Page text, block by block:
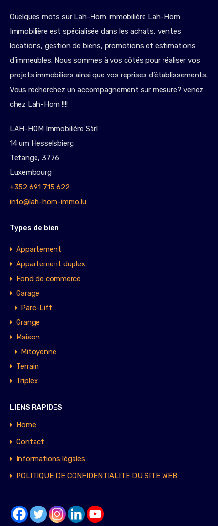
Quelques mots sur Lah-Hom Immobilière Lah-Hom
Immobilière est spécialisée dans les achats, ventes,
locations, gestion de biens, promotions et estimations
d’immeubles. Nous sommes à vos côtés pour réaliser vos
projets immobiliers ainsi que vos reprises d’établissements.
Vous recherchez un accompagnement sur mesure? venez
chez Lah-Hom !!!!
LAH-HOM Immobilière Sàrl
14 um Hesselsbierg
Tetange, 3776
Luxembourg
+352 691 715 622
info@lah-hom-immo.lu
Types de bien
Appartement
Appartement duplex
Fond de commerce
Garage
Parc-Lift
Grange
Maison
Mitoyenne
Terrain
Triplex
LIENS RAPIDES
Home
Contact
Informations légales
POLITIQUE DE CONFIDENTIALITE DU SITE WEB